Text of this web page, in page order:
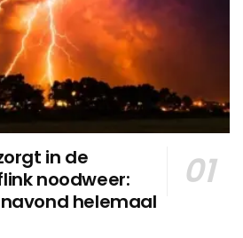
in de
noodweer:
helemaal